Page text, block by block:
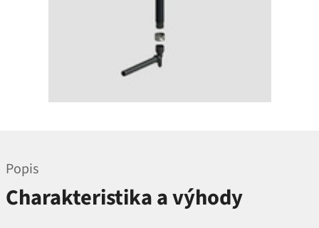
Popis
Charakteristika a výhody